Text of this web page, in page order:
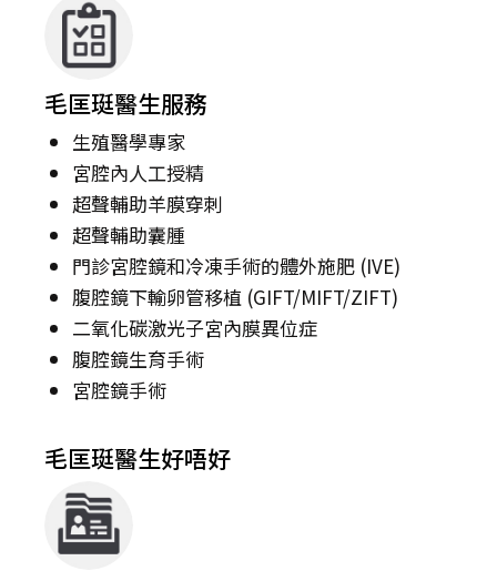
毛匡珽醫生服務
生殖醫學專家
宮腔內人工授精
超聲輔助羊膜穿刺
超聲輔助囊腫
門診宮腔鏡和冷凍手術的體外施肥 (IVE)
腹腔鏡下輸卵管移植 (GIFT/MIFT/ZIFT)
二氧化碳激光子宮內膜異位症
腹腔鏡生育手術
宮腔鏡手術
毛匡珽醫生好唔好